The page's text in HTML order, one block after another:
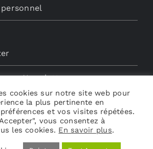
aux Newsletters
Audio
cookies sur notre site web pour
la plus pertinente en
et vos visites répétées.
vous consentez à
les cookies. En savoir plus.